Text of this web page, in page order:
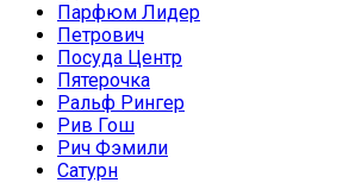
Парфюм Лидер
Петрович
Посуда Центр
Пятерочка
Ральф Рингер
Рив Гош
Рич Фэмили
Сатурн